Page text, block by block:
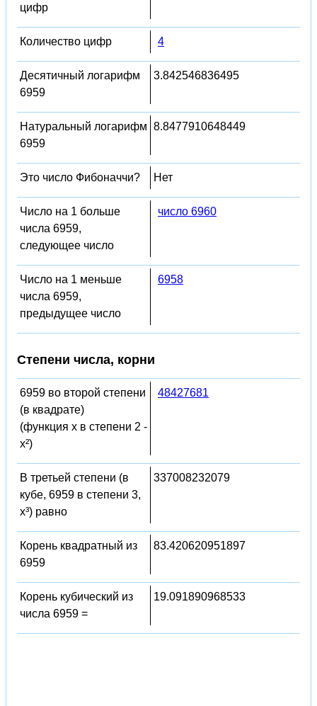
цифр
Количество цифр 4
Десятичный логарифм
6959
3.842546836495
Натуральный логарифм
6959
8.8477910648449
Это число Фибоначчи? Нет
Число на 1 больше
числа 6959,
следующее число
число 6960
Число на 1 меньше
числа 6959,
предыдущее число
6958
Степени числа, корни
6959 во второй степени
(в квадрате)
(функция x в степени 2 -
x²)
48427681
В третьей степени (в
кубе, 6959 в степени 3,
x³) равно
337008232079
Корень квадратный из
6959
83.420620951897
Корень кубический из
числа 6959 =
19.091890968533